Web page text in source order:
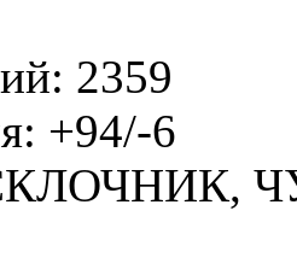
2359
+94/-6